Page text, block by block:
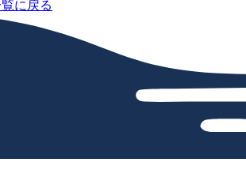
に戻る